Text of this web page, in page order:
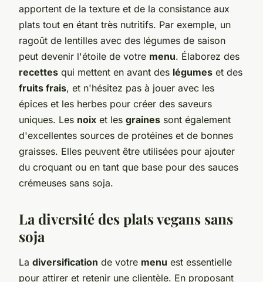
apportent de la texture et de la consistance aux
plats tout en étant très nutritifs. Par exemple, un
ragoût de lentilles avec des légumes de saison
peut devenir l'étoile de votre menu. Élaborez des
recettes qui mettent en avant des légumes et des
fruits frais, et n'hésitez pas à jouer avec les
épices et les herbes pour créer des saveurs
uniques. Les noix et les graines sont également
d'excellentes sources de protéines et de bonnes
graisses. Elles peuvent être utilisées pour ajouter
du croquant ou en tant que base pour des sauces
crémeuses sans soja.
La diversité des plats vegans sans
soja
La diversification de votre menu est essentielle
pour attirer et retenir une clientèle. En proposant